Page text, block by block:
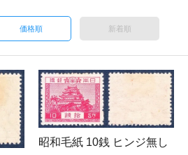
価格順 新着順
昭和毛紙 10銭 ヒンジ無し